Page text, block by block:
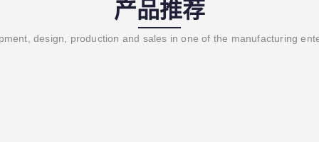
产品推荐
design, production and sales in one of the manufacturing